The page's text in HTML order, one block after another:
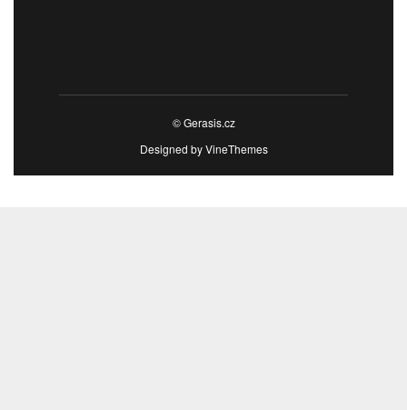
© Gerasis.cz
Designed byVineThemes